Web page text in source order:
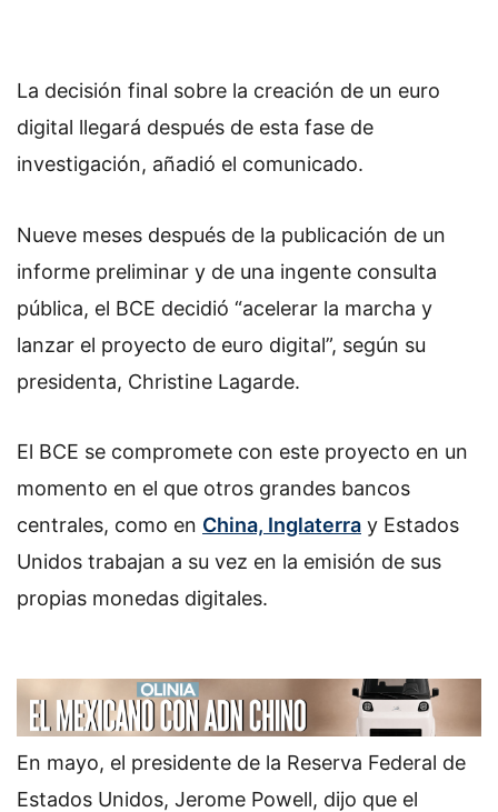
La decisión final sobre la creación de un euro
digital llegará después de esta fase de
investigación, añadió el comunicado.
Nueve meses después de la publicación de un
informe preliminar y de una ingente consulta
pública, el BCE decidió “acelerar la marcha y
lanzar el proyecto de euro digital”, según su
presidenta, Christine Lagarde.
El BCE se compromete con este proyecto en un
momento en el que otros grandes bancos
centrales, como en China, Inglaterra y Estados
Unidos trabajan a su vez en la emisión de sus
propias monedas digitales.
En mayo, el presidente de la Reserva Federal de
Estados Unidos, Jerome Powell, dijo que el